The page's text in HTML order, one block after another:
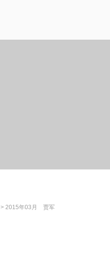
> 2015年03月 贾军